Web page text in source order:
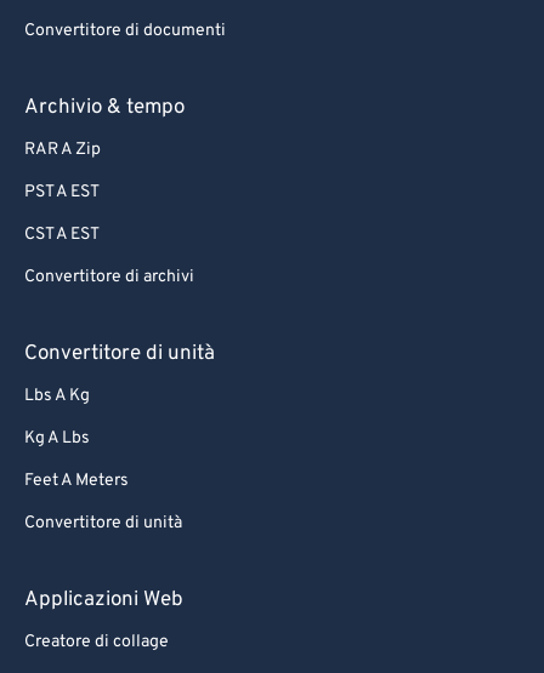
Convertitore di documenti
Archivio & tempo
RAR A Zip
PST A EST
CST A EST
Convertitore di archivi
Convertitore di unità
Lbs A Kg
Kg A Lbs
Feet A Meters
Convertitore di unità
Applicazioni Web
Creatore di collage